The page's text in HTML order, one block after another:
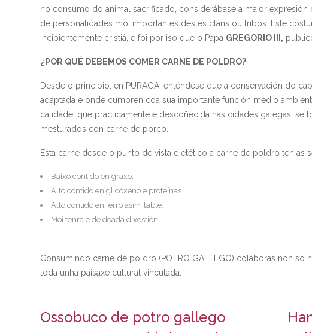
no consumo do animal sacrificado, considerábase a maior
de personalidades moi importantes destes clans ou tribos. Este
incipientemente cristiá, e foi por iso que o Papa GREGORIO III,
¿POR QUÉ DEBEMOS COMER CARNE DE POLDRO?
Desde o principio, en PURAGA, enténdese que a conservación do
adaptada e onde cumpren coa súa importante función medio
calidade, que practicamente é descoñecida nas cidades galegas,
mesturados con carne de porco.
Esta carne desde o punto de vista dietético a carne de poldro ten as
Baixo contido en graxo.
Alto contido en glicóxeno e proteínas.
Alto contido en ferro asimilable.
Moi tenra e de doada dixestión.
Consumindo carne de poldro (POTRO GALLEGO) colaboras non
toda unha paisaxe cultural vinculada.
Ossobuco de potro gallego